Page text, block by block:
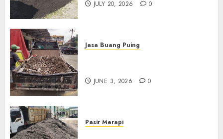
JULY 20, 2026 0
Jasa Buang Puing
JUNE 3, 2026 0
Pasir Merapi